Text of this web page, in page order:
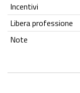
Incentivi
Libera professione
Note